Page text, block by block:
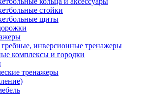
стойки
щиты
инверсионные тренажеры
комплексы и городки
тренажеры